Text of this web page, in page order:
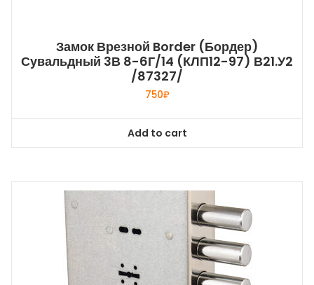
Замок Врезной Border (Бордер)
Сувальдный 3В 8-6Г/14 (КЛП12-97) В21.У2
/87327/
750₽
Add to cart